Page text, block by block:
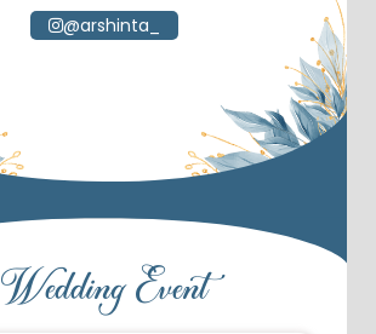
@arshinta_
Wedding Event